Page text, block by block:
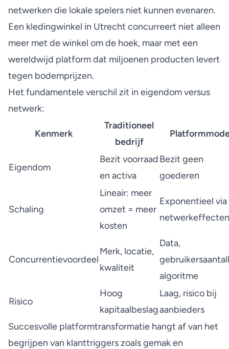
netwerken die lokale spelers niet kunnen evenaren.
Een kledingwinkel in Utrecht concurreert niet alleen
meer met de winkel om de hoek, maar met een
wereldwijd platform dat miljoenen producten levert
tegen bodemprijzen.
Het fundamentele verschil zit in eigendom versus
netwerk:
Kenmerk
Traditioneel
bedrijf
Eigendom
Bezit voorraad
en activa
Bezit geen
goederen
Schaling
Lineair: meer
omzet = meer
kosten
Exponentieel via
netwerkeffecten
Concurrentievoordeel
Merk, locatie,
kwaliteit
Data,
algoritme
Risico
Hoog
kapitaalbeslag
Laag, risico bij
aanbieders
Succesvolle platformtransformatie hangt af van het
begrijpen van klanttriggers zoals gemak en